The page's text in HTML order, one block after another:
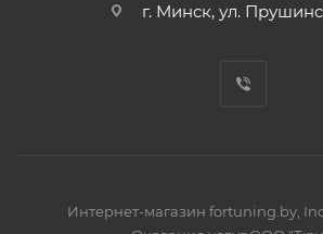
г. Минск, ул.
Интернет-магазин fortuning.by,